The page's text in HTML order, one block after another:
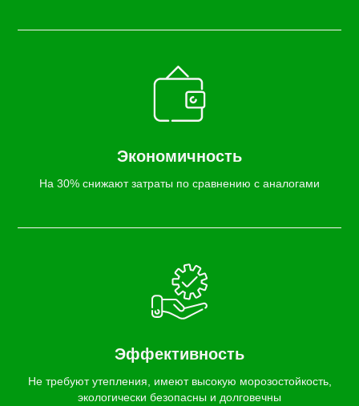
Экономичность
На 30% снижают затраты по сравнению с аналогами
Эффективность
Не требуют утепления, имеют высокую морозостойкость,
экологически безопасны и долговечны